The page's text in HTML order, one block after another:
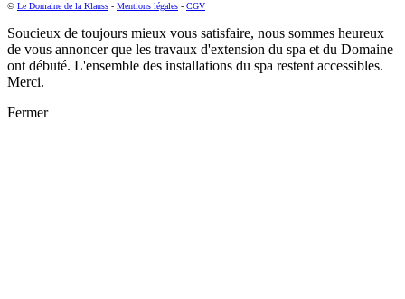
© Le Domaine de la Klauss - Mentions légales - CGV
Soucieux de toujours mieux vous satisfaire, nous sommes heureux
de vous annoncer que les travaux d'extension du spa et du Domaine
ont débuté. L'ensemble des installations du spa restent accessibles.
Merci.
Fermer